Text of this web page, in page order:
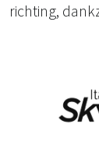
richting,